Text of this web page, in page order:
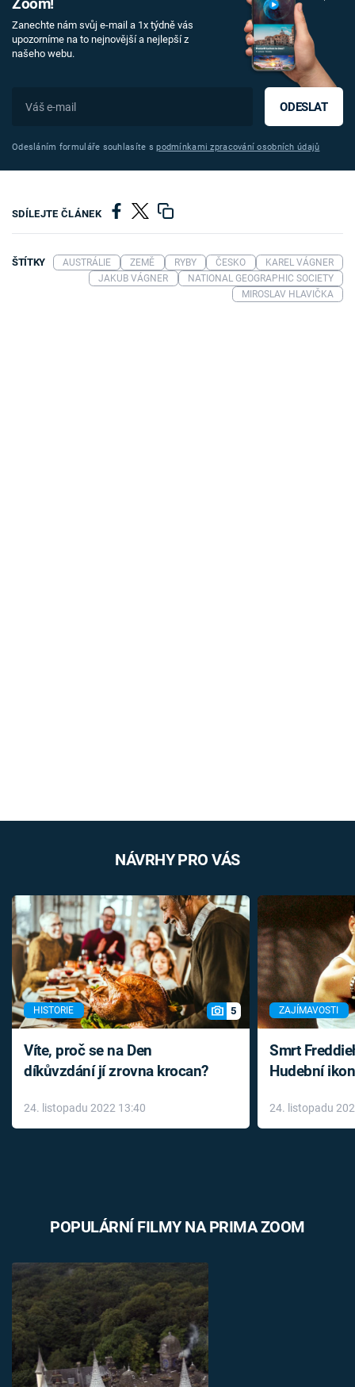
Zoom!
Zanechte nám svůj e-mail a 1x týdně vás
upozorníme na to nejnovější a nejlepší z
našeho webu.
ODESLAT
Odesláním formuláře souhlasíte spodmínkami zpracování osobních údajů
SDÍLEJTE ČLÁNEK
ŠTÍTKY AUSTRÁLIE ZEMĚ RYBY ČESKO
KAREL VÁGNER
JAKUB VÁGNER
NATIONAL GEOGRAPHIC SOCIETY
MIROSLAV HLAVIČKA
NÁVRHY PRO VÁS
HISTORIE 5
Víte, proč se na Den
díkůvzdání jí zrovna krocan?
24. listopadu 2022 13:40
ZAJÍMAVOSTI
Smrt
Hudební
léky
24. listopadu
POPULÁRNÍ FILMY NA PRIMA ZOOM